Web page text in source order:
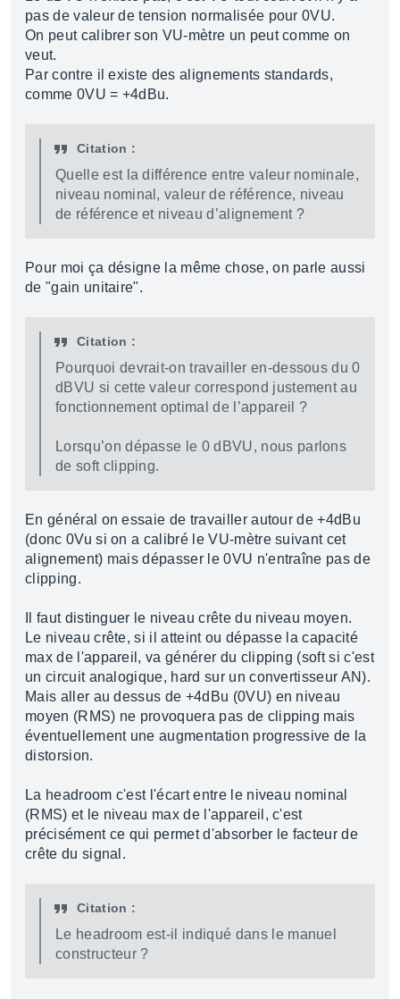
pas de valeur de tension normalisée pour 0VU.
On peut calibrer son VU-mètre un peut comme on
veut.
Par contre il existe des alignements standards,
comme 0VU = +4dBu.
Citation :
Quelle est la différence entre valeur nominale,
niveau nominal, valeur de référence, niveau
de référence et niveau d’alignement ?
Pour moi ça désigne la même chose, on parle aussi
de "gain unitaire".
Citation :
Pourquoi devrait-on travailler en-dessous du 0
dBVU si cette valeur correspond justement au
fonctionnement optimal de l’appareil ?
Lorsqu’on dépasse le 0 dBVU, nous parlons
de soft clipping.
En général on essaie de travailler autour de +4dBu
(donc 0Vu si on a calibré le VU-mètre suivant cet
alignement) mais dépasser le 0VU n'entraîne pas de
clipping.
Il faut distinguer le niveau crête du niveau moyen.
Le niveau crête, si il atteint ou dépasse la capacité
max de l'appareil, va générer du clipping (soft si c'est
un circuit analogique, hard sur un convertisseur AN).
Mais aller au dessus de +4dBu (0VU) en niveau
moyen (RMS) ne provoquera pas de clipping mais
éventuellement une augmentation progressive de la
distorsion.
La headroom c'est l'écart entre le niveau nominal
(RMS) et le niveau max de l'appareil, c'est
précisément ce qui permet d'absorber le facteur de
crête du signal.
Citation :
Le headroom est-il indiqué dans le manuel
constructeur ?